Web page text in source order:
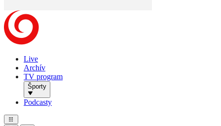
Live
Archív
TV program
Športy
Podcasty